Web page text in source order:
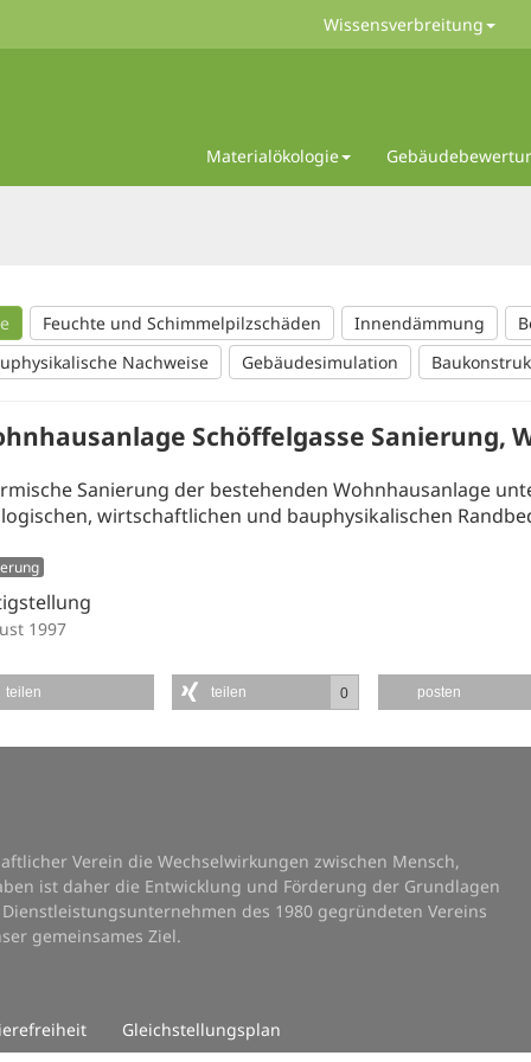
Wissensverbreitung
Materialökologie
Feuchte und Schimmelpilzschäden Innendämmung
Nachweise
Gebäudesimulation
Schöffelgasse Sanierung,
Sanierung der bestehenden Wohnhausanlage
wirtschaftlichen und bauphysikalischen
1997
teilen teilen 0 posten
Verein die Wechselwirkungen zwischen Mensch,
ist daher die Entwicklung und Förderung der Grundlagen
des 1980 gegründeten Vereins
gemeinsames Ziel.
Gleichstellungsplan